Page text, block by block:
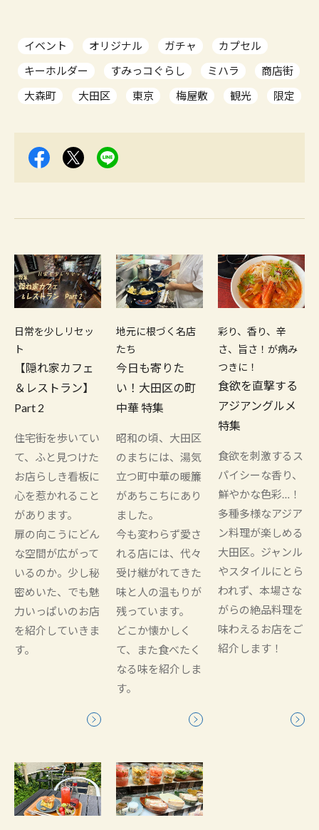
イベント オリジナル ガチャ
カプセル
キーホルダー
すみっコぐらし ミハラ
商店街
大森町
大田区 東京 梅屋敷 観光 限定
日常を少しリセッ
ト
【隠れ家カフェ
＆レストラン】
Part 2
住宅街を歩いてい
て、ふと見つけた
お店らしき看板に
心を惹かれること
があります。
扉の向こうにどん
な空間が広がって
いるのか。少し秘
密めいた、でも魅
力いっぱいのお店
を紹介していきま
す。
地元に根づく名店
たち
今日も寄りた
い！大田区の町
中華 特集
昭和の頃、大田区
のまちには、湯気
立つ町中華の暖簾
があちこちにあり
ました。
今も変わらず愛さ
れる店には、代々
受け継がれてきた
味と人の温もりが
残っています。
どこか懐かしく
て、また食べたく
なる味を紹介しま
す。
彩り、香り、辛
さ、旨さ！が病み
つきに！
食欲を直撃する
アジアングルメ
特集
食欲を刺激するス
パイシーな香り、
鮮やかな色彩…！
多種多様なアジア
ン料理が楽しめる
大田区。ジャンル
やスタイルにとら
われず、本場さな
がらの絶品料理を
味わえるお店をご
紹介します！